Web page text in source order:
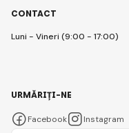
CONTACT
Luni - Vineri (9:00 - 17:00)
URMĂRIȚI-NE
Facebook Instagram